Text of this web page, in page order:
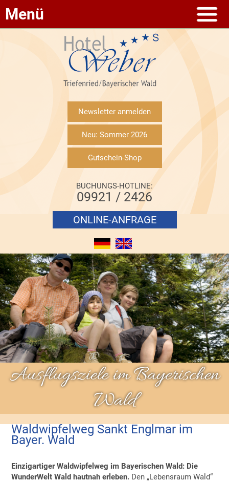
Newsletter anmelden
Neu: Sommer 2026
Gutschein-Shop
BUCHUNGS-HOTLINE:
09921 / 2426
ONLINE-ANFRAGE
Menü
Ausflugsziele im Bayerischen
Wald
Waldwipfelweg Sankt Englmar im
Bayer. Wald
Einzigartiger Waldwipfelweg im Bayerischen Wald: Die
WunderWelt Wald hautnah erleben. Den „Lebensraum Wald“